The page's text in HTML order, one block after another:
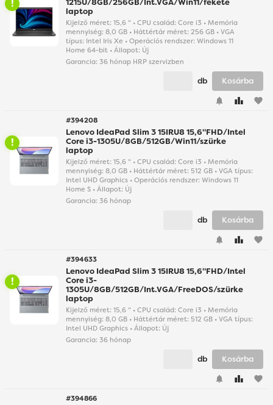
1215U/8GB/256GB/Int.VGA/Win11/fekete
laptop
Kijelző méret: 15,6 " • CPU család: Core i3 • Memória
mennyiség: 8,0 GB • Háttértár méret: 256 GB • VGA
típus: Intel Iris Xe • Operációs rendszer: Windows 11
Home 64-bit • Állapot: Új
Garancia: 36 hónap HRP szervizben
favorite
db Kosárba
#394208
Lenovo IdeaPad Slim 3 15IRU8 15,6"FHD/Intel
Core i3-1305U/8GB/512GB/Win11/szürke
laptop
Kijelző méret: 15,6 " • CPU család: Core i3 • Memória
mennyiség: 8,0 GB • Háttértár méret: 512 GB • VGA típus:
Intel UHD Graphics • Operációs rendszer: Windows 11
Home S • Állapot: Új
Garancia: 36 hónap
favorite
db Kosárba
#394633
Lenovo IdeaPad Slim 3 15IRU8 15,6"FHD/Intel
Core i3-
1305U/8GB/512GB/Int.VGA/FreeDOS/szürke
laptop
Kijelző méret: 15,6 " • CPU család: Core i3 • Memória
mennyiség: 8,0 GB • Háttértár méret: 512 GB • VGA típus:
Intel UHD Graphics • Állapot: Új
Garancia: 36 hónap
favorite
db Kosárba
#394866